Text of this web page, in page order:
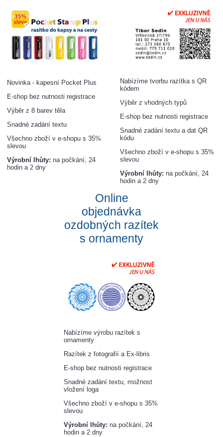
Novinka - kapesní Pocket Plus
E-shop bez nutnosti registrace
Výběr z 8 barev těla
Snadné zadání textu
Všechno zboží v e-shopu s 35%
slevou
Výrobní lhůty: na počkání, 24
hodin a 2 dny
Nabízíme tvorbu razítka s QR
kódem
Výběr z vhodných typů
E-shop bez nutnosti registrace
Snadné zadání textu a dat QR
kódu
Všechno zboží v e-shopu s 35%
slevou
Výrobní lhůty: na počkání, 24
hodin a 2 dny
Online
objednávka
ozdobných razítek
s ornamenty
Nabízíme výrobu razítek s
ornamenty
Razítek z fotografií a Ex-libris
E-shop bez nutnosti registrace
Snadné zadání textu, možnost
vložení loga
Všechno zboží v e-shopu s 35%
slevou
Výrobní lhůty: na počkání, 24
hodin a 2 dny